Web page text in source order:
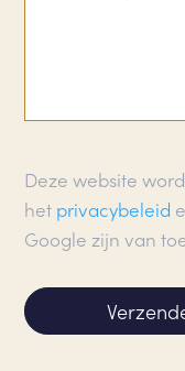
Deze website
het privacybeleid
Google zijn van